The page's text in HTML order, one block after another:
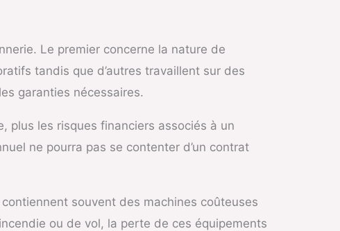
Le premier concerne la nature de
tandis que d’autres travaillent sur des
garanties nécessaires.
plus les risques financiers associés à un
ne pourra pas se contenter d’un contrat
souvent des machines coûteuses
ou de vol, la perte de ces équipements